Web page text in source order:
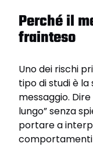
Perché il
frainteso
Uno dei rischi
tipo di studi è
messaggio.
lungo” senza
portare a